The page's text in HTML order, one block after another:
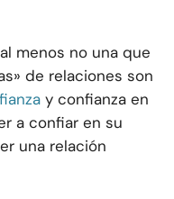
menos no una que
de relaciones son
y confianza en
a confiar en su
una relación